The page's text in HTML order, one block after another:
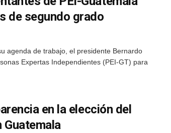
de segundo grado
agenda de trabajo, el presidente Bernardo
Expertas Independientes (PEI-GT) para
en la elección del
Guatemala